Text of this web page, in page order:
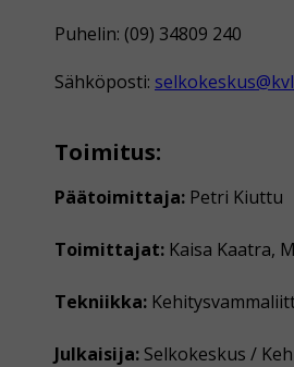
Puhelin: (09) 34809 240
Sähköposti:
Toimitus:
Päätoimittaja: Petri Kiuttu
Toimittajat: Kaisa Kaatra,
Tekniikka:
Julkaisija: Selkokeskus /